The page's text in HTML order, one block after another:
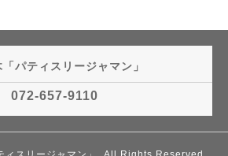
「パティスリージャマン」
072-657-9110